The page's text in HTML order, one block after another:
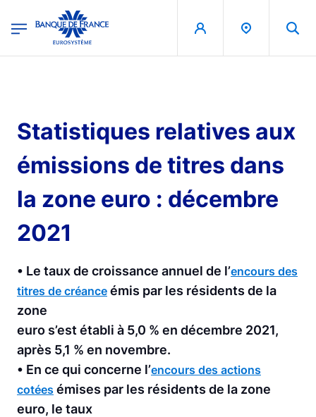
Banque de France - Menu Principal
Statistiques relatives aux
émissions de titres dans
la zone euro : décembre
2021
• Le taux de croissance annuel de l’encours des
titres de créance émis par les résidents de la
zone
euro s’est établi à 5,0 % en décembre 2021,
après 5,1 % en novembre.
• En ce qui concerne l’encours des actions
cotées émises par les résidents de la zone
euro, le taux